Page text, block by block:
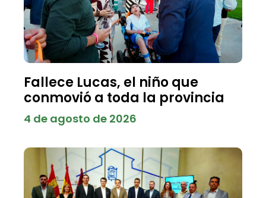
Fallece Lucas, el niño que
conmovió a toda la provincia
4 de agosto de 2026